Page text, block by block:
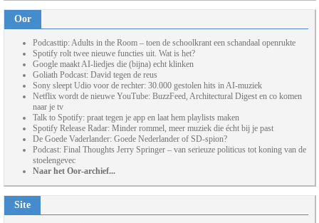
Oor
Podcasttip: Adults in the Room – toen de schoolkrant een schandaal openrukte
Spotify rolt twee nieuwe functies uit. Wat is het?
Google maakt AI-liedjes die (bijna) echt klinken
Goliath Podcast: David tegen de reus
Sony sleept Udio voor de rechter: 30.000 gestolen hits in AI-muziek
Netflix wordt de nieuwe YouTube: BuzzFeed, Architectural Digest en co komen
naar je tv
Talk to Spotify: praat tegen je app en laat hem playlists maken
Spotify Release Radar: Minder rommel, meer muziek die écht bij je past
De Goede Vaderlander: Goede Nederlander of SD-spion?
Podcast: Final Thoughts Jerry Springer – van serieuze politicus tot koning van de
stoelengevec
Naar het Oor-archief...
Site